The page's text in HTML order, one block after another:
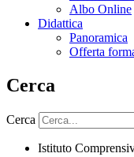
Albo Online
Didattica
Panoramica
Offerta
Cerca
Cerca
Istituto